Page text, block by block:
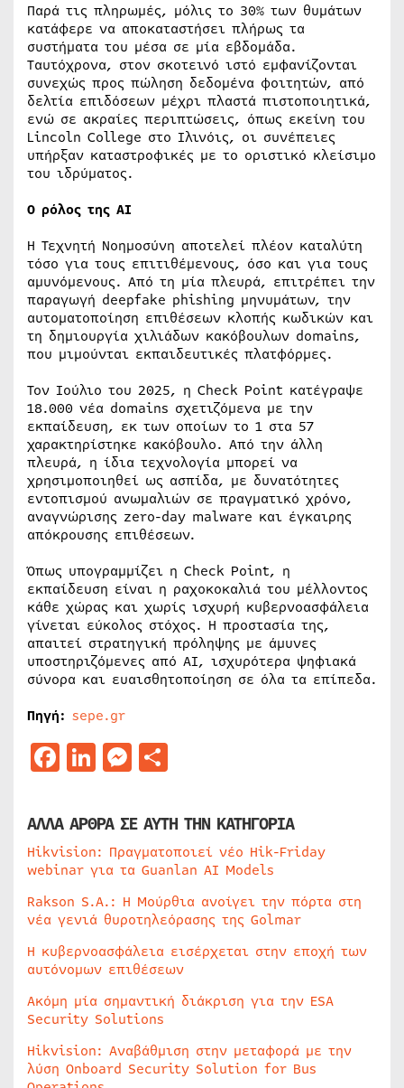
Παρά τις πληρωμές, μόλις το 30% των θυμάτων
κατάφερε να αποκαταστήσει πλήρως τα
συστήματα του μέσα σε μία εβδομάδα.
Ταυτόχρονα, στον σκοτεινό ιστό εμφανίζονται
συνεχώς προς πώληση δεδομένα φοιτητών, από
δελτία επιδόσεων μέχρι πλαστά πιστοποιητικά,
ενώ σε ακραίες περιπτώσεις, όπως εκείνη του
Lincoln College στο Ιλινόις, οι συνέπειες
υπήρξαν καταστροφικές με το οριστικό κλείσιμο
του ιδρύματος.
Ο ρόλος της ΑΙ
Η Τεχνητή Νοημοσύνη αποτελεί πλέον καταλύτη
τόσο για τους επιτιθέμενους, όσο και για τους
αμυνόμενους. Από τη μία πλευρά, επιτρέπει την
παραγωγή deepfake phishing μηνυμάτων, την
αυτοματοποίηση επιθέσεων κλοπής κωδικών και
τη δημιουργία χιλιάδων κακόβουλων domains,
που μιμούνται εκπαιδευτικές πλατφόρμες.
Τον Ιούλιο του 2025, η Check Point κατέγραψε
18.000 νέα domains σχετιζόμενα με την
εκπαίδευση, εκ των οποίων το 1 στα 57
χαρακτηρίστηκε κακόβουλο. Από την άλλη
πλευρά, η ίδια τεχνολογία μπορεί να
χρησιμοποιηθεί ως ασπίδα, με δυνατότητες
εντοπισμού ανωμαλιών σε πραγματικό χρόνο,
αναγνώρισης zero-day malware και έγκαιρης
απόκρουσης επιθέσεων.
Όπως υπογραμμίζει η Check Point, η
εκπαίδευση είναι η ραχοκοκαλιά του μέλλοντος
κάθε χώρας και χωρίς ισχυρή κυβερνοασφάλεια
γίνεται εύκολος στόχος. Η προστασία της,
απαιτεί στρατηγική πρόληψης με άμυνες
υποστηριζόμενες από AI, ισχυρότερα ψηφιακά
σύνορα και ευαισθητοποίηση σε όλα τα επίπεδα.
Πηγή: sepe.gr
Facebook
LinkedIn
Messenger
ΑΛΛΑ ΑΡΘΡΑ ΣΕ ΑΥΤΗ ΤΗΝ ΚΑΤΗΓΟΡΙΑ
Hikvision: Πραγματοποιεί νέο Hik-Friday
webinar για τα Guanlan AI Models
Rakson S.A.: Η Μούρθια ανοίγει την πόρτα στη
νέα γενιά θυροτηλεόρασης της Golmar
Η κυβερνοασφάλεια εισέρχεται στην εποχή των
αυτόνομων επιθέσεων
Ακόμη μία σημαντική διάκριση για την ESA
Security Solutions
Hikvision: Αναβάθμιση στην μεταφορά με την
λύση Onboard Security Solution for Bus